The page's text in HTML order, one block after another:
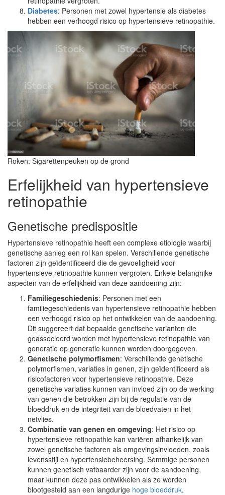
Diabetes: Personen met zowel hypertensie als diabetes
hebben een verhoogd risico op hypertensieve retinopathie.
Roken: Sigarettenpeuken op de grond
Erfelijkheid van hypertensieve
retinopathie
Genetische predispositie
Hypertensieve retinopathie heeft een complexe etiologie waarbij
genetische aanleg een rol kan spelen. Verschillende genetische
factoren zijn geïdentificeerd die de gevoeligheid voor
hypertensieve retinopathie kunnen vergroten. Enkele belangrijke
aspecten van de erfelijkheid van deze aandoening zijn:
Familiegeschiedenis: Personen met een
familiegeschiedenis van hypertensieve retinopathie hebben
een verhoogd risico op het ontwikkelen van de aandoening.
Dit suggereert dat bepaalde genetische varianten die
geassocieerd worden met hypertensieve retinopathie van
generatie op generatie kunnen worden doorgegeven.
Genetische polymorfismen: Verschillende genetische
polymorfismen, variaties in genen, zijn geïdentificeerd als
risicofactoren voor hypertensieve retinopathie. Deze
genetische variaties kunnen van invloed zijn op de werking
van genen die betrokken zijn bij de regulatie van de
bloeddruk en de integriteit van de bloedvaten in het
netvlies.
Combinatie van genen en omgeving: Het risico op
hypertensieve retinopathie kan variëren afhankelijk van
zowel genetische factoren als omgevingsinvloeden, zoals
levensstijl en hypertensiebeheersing. Sommige personen
kunnen genetisch vatbaarder zijn voor de aandoening,
maar kunnen deze pas ontwikkelen als ze worden
blootgesteld aan een langdurige hoge bloeddruk.